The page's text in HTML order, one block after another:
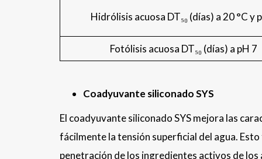
Hidrólisis acuosa DT₅₀ (días) a 20 °C y
Fotólisis acuosa DT₅₀ (días) a pH 7
Coadyuvante siliconado SYS
El coadyuvante siliconado SYS mejora las
fácilmente la tensión superficial del agua.
penetración de los ingredientes activos de